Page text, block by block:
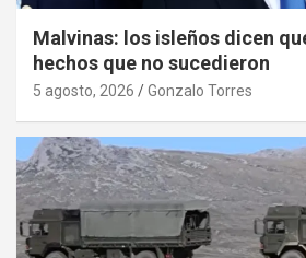
Malvinas: los isleños dicen
hechos que no sucedieron
5 agosto, 2026 Gonzalo Torres